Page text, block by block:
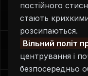
постійного
стають
розсипаються.
Вільний політ
центрування і
безпосередньо